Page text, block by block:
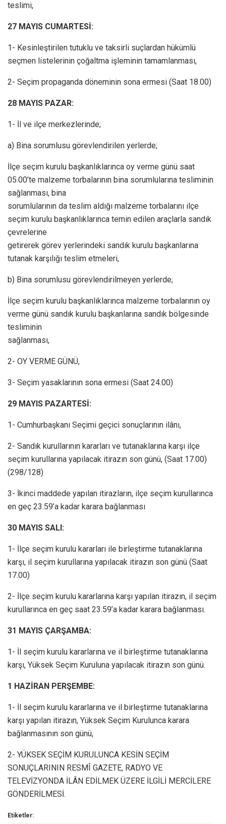
teslimi,
27 MAYIS CUMARTESİ:
1- Kesinleştirilen tutuklu ve taksirli suçlardan hükümlü
seçmen listelerinin çoğaltma işleminin tamamlanması,
2- Seçim propaganda döneminin sona ermesi (Saat 18.00)
28 MAYIS PAZAR:
1- İl ve ilçe merkezlerinde;
a) Bina sorumlusu görevlendirilen yerlerde;
İlçe seçim kurulu başkanlıklarınca oy verme günü saat
05.00’te malzeme torbalarının bina sorumlularına tesliminin
sağlanması, bina
sorumlularının da teslim aldığı malzeme torbalarını ilçe
seçim kurulu başkanlıklarınca temin edilen araçlarla sandık
çevrelerine
getirerek görev yerlerindeki sandık kurulu başkanlarına
tutanak karşılığı teslim etmeleri,
b) Bina sorumlusu görevlendirilmeyen yerlerde;
İlçe seçim kurulu başkanlıklarınca malzeme torbalarının oy
verme günü sandık kurulu başkanlarına sandık bölgesinde
tesliminin
sağlanması,
2- OY VERME GÜNÜ,
3- Seçim yasaklarının sona ermesi (Saat 24.00)
29 MAYIS PAZARTESİ:
1- Cumhurbaşkanı Seçimi geçici sonuçlarının ilânı,
2- Sandık kurullarının kararları ve tutanaklarına karşı ilçe
seçim kurullarına yapılacak itirazın son günü, (Saat 17.00)
(298/128)
3- İkinci maddede yapılan itirazların, ilçe seçim kurullarınca
en geç 23.59’a kadar karara bağlanması
30 MAYIS SALI:
1- İlçe seçim kurulu kararları ile birleştirme tutanaklarına
karşı, il seçim kurullarına yapılacak itirazın son günü (Saat
17.00)
2- İlçe seçim kurulu kararlarına karşı yapılan itirazın, il seçim
kurullarınca en geç saat 23.59’a kadar karara bağlanması.
31 MAYIS ÇARŞAMBA:
1- İl seçim kurulu kararlarına ve il birleştirme tutanaklarına
karşı, Yüksek Seçim Kuruluna yapılacak itirazın son günü.
1 HAZİRAN PERŞEMBE:
1- İl seçim kurulu kararlarına ve il birleştirme tutanaklarına
karşı yapılan itirazın, Yüksek Seçim Kurulunca karara
bağlanmasının son günü,
2- YÜKSEK SEÇİM KURULUNCA KESİN SEÇİM
SONUÇLARININ RESMÎ GAZETE, RADYO VE
TELEVİZYONDA İLÂN EDİLMEK ÜZERE İLGİLİ MERCİLERE
GÖNDERİLMESİ.
Etiketler: